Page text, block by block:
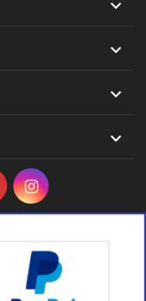



